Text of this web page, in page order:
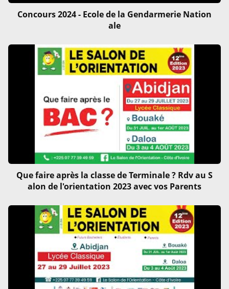
Concours 2024 - Ecole de la Gendarmerie Nation
ale
Que faire après la classe de Terminale ? Rdv au S
alon de l'orientation 2023 avec vos Parents